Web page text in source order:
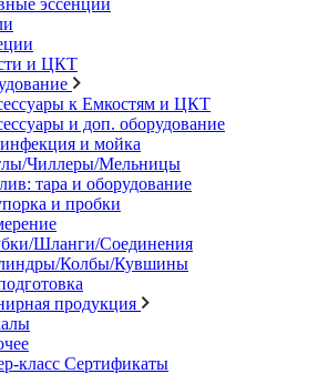
эссенции
и ЦКТ
к Емкостям и ЦКТ
и доп. оборудование
и мойка
Чиллеры/Мельницы
тара и оборудование
и пробки
Шланги/Соединения
Колбы/Кувшины
продукция
класс Сертификаты